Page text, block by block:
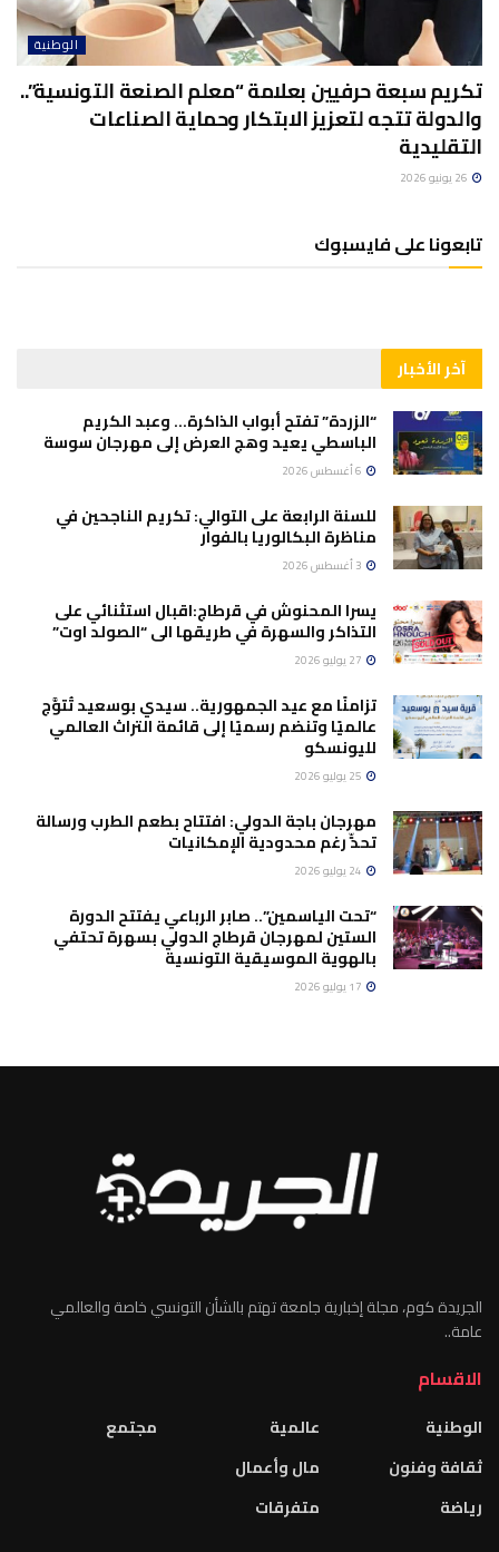
الوطنية
تكريم سبعة حرفيين بعلامة “معلم الصنعة التونسية”..
والدولة تتجه لتعزيز الابتكار وحماية الصناعات
التقليدية
تابعونا على فايسبوك
آخر الأخبار
“الزردة” تفتح أبواب الذاكرة… وعبد الكريم
الباسطي يعيد وهج العرض إلى مهرجان سوسة
للسنة الرابعة على التوالي: تكريم الناجحين في
مناظرة البكالوريا بالفوار
يسرا المحنوش في قرطاج:اقبال استثنائي على
التذاكر والسهرة في طريقها الى “الصولد اوت”
تزامنًا مع عيد الجمهورية.. سيدي بوسعيد تُتوَّج
عالميًا وتنضم رسميًا إلى قائمة التراث العالمي
لليونسكو
مهرجان باجة الدولي: افتتاح بطعم الطرب ورسالة
تحدٍّ رغم محدودية الإمكانيات
“تحت الياسمين”.. صابر الرباعي يفتتح الدورة
الستين لمهرجان قرطاج الدولي بسهرة تحتفي
بالهوية الموسيقية التونسية
الجريدة كوم، مجلة إخبارية جامعة تهتم بالشأن التونسي خاصة والعالمي
عامة..
الاقسام
الوطنية
ثقافة وفنون
رياضة
عالمية
مال وأعمال
متفرقات
مجتمع